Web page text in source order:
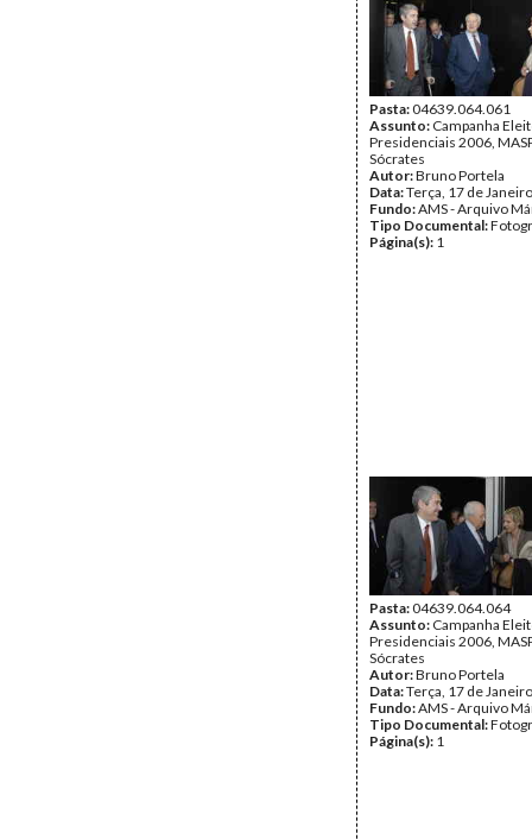
Pasta:04639.064.061
Assunto: Campanha
Presidenciais 2006,
Sócrates
Autor:Bruno Portela
Data:Terça, 17 de
Fundo:AMS - Arquivo
Tipo Documental:
Página(s): 1
Pasta:04639.064.064
Assunto: Campanha
Presidenciais 2006,
Sócrates
Autor:Bruno Portela
Data:Terça, 17 de
Fundo:AMS - Arquivo
Tipo Documental:
Página(s): 1